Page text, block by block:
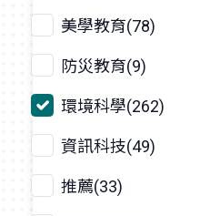
美學教育(78)
防災教育(9)
環境科學(262)
資訊科技(49)
推薦(33)